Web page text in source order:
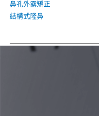
鼻孔外露矯正
結構式隆鼻